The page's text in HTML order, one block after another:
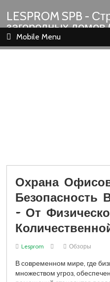
LESPROM SPB -
загородных
Шлиссельбург
Mobile Menu
Охрана
Безопасность
– От
Lesprom Обзоры
В современном мире, где
множеством угроз,